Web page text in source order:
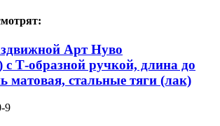
Арт Нуво
Т-образной ручкой, длина до
матовая, стальные тяги (лак)
9